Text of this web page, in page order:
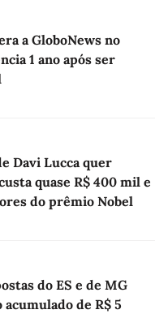
a GloboNews no
1 ano após ser
Davi Lucca quer
quase R$ 400 mil e
do prêmio Nobel
do ES e de MG
de R$ 5